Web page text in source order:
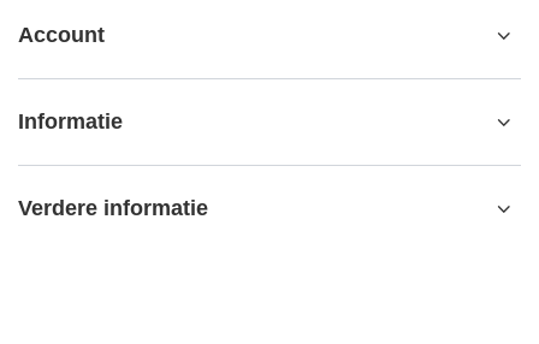
Account
Informatie
Verdere informatie